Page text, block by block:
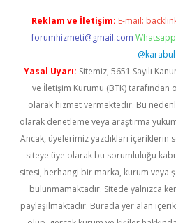
Reklam ve İletişim: E-mail:
forumhizmeti@gmail.com
@karabul
Yasal Uyarı: Sitemiz, 5651 Sayılı
ve İletişim Kurumu (BTK) tarafından
olarak hizmet vermektedir. Bu
olarak denetleme veya araştırma
Ancak, üyelerimiz yazdıkları içeriklerin
siteye üye olarak bu sorumluluğu
sitesi, herhangi bir marka, kurum veya
bulunmamaktadır. Sitede yalnızca
paylaşılmaktadır. Burada yer alan